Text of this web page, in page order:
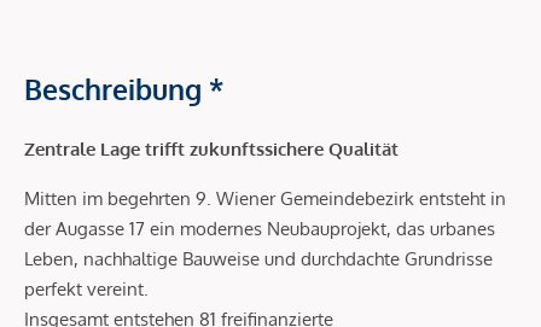
Beschreibung *
Zentrale Lage trifft zukunftssichere Qualität
Mitten im begehrten 9. Wiener Gemeindebezirk entsteht in
der Augasse 17 ein modernes Neubauprojekt, das urbanes
Leben, nachhaltige Bauweise und durchdachte Grundrisse
perfekt vereint.
Insgesamt entstehen 81 freifinanzierte